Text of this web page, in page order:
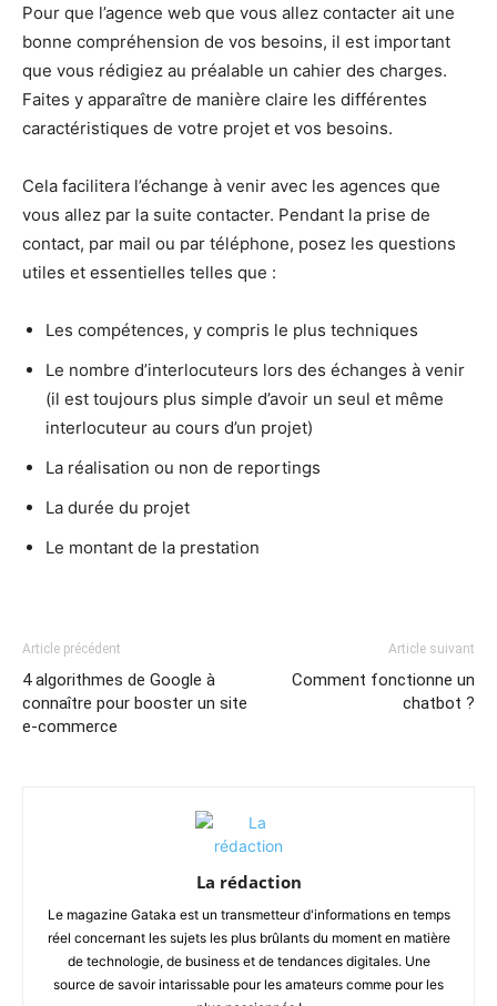
Pour que l’agence web que vous allez contacter ait une
bonne compréhension de vos besoins, il est important
que vous rédigiez au préalable un cahier des charges.
Faites y apparaître de manière claire les différentes
caractéristiques de votre projet et vos besoins.
Cela facilitera l’échange à venir avec les agences que
vous allez par la suite contacter. Pendant la prise de
contact, par mail ou par téléphone, posez les questions
utiles et essentielles telles que :
Les compétences, y compris le plus techniques
Le nombre d’interlocuteurs lors des échanges à venir
(il est toujours plus simple d’avoir un seul et même
interlocuteur au cours d’un projet)
La réalisation ou non de reportings
La durée du projet
Le montant de la prestation
Article précédent
4 algorithmes de Google à
connaître pour booster un site
e-commerce
Article suivant
Comment fonctionne un
chatbot ?
La rédaction
Le magazine Gataka est un transmetteur d'informations en temps
réel concernant les sujets les plus brûlants du moment en matière
de technologie, de business et de tendances digitales. Une
source de savoir intarissable pour les amateurs comme pour les